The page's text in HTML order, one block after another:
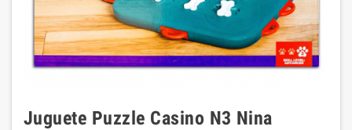
Juguete Puzzle Casino N3 Nina